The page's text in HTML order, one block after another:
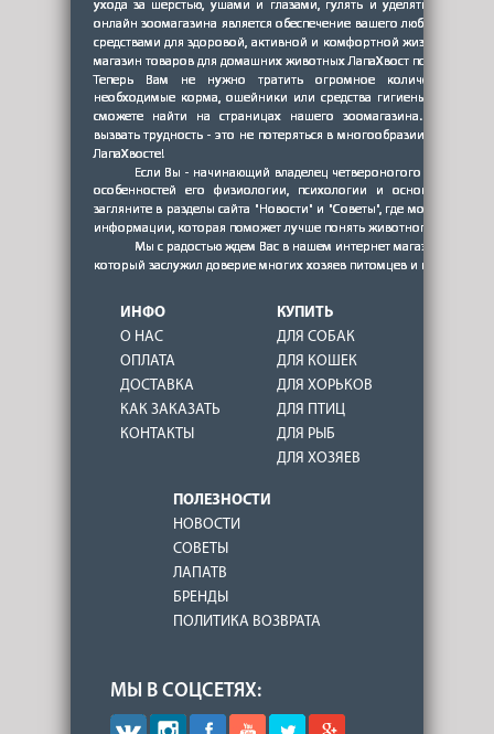
ИНФО
О НАС
ОПЛАТА
ДОСТАВКА
КАК ЗАКАЗАТЬ
КОНТАКТЫ
КУПИТЬ
ДЛЯ СОБАК
ДЛЯ КОШЕК
ДЛЯ ХОРЬКОВ
ДЛЯ ПТИЦ
ДЛЯ РЫБ
ДЛЯ ХОЗЯЕВ
ПОЛЕЗНОСТИ
НОВОСТИ
СОВЕТЫ
ЛАПАТВ
БРЕНДЫ
ПОЛИТИКА ВОЗВРАТА
МЫ В СОЦСЕТЯХ: